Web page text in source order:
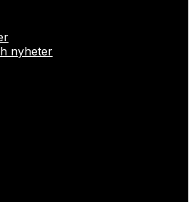
nyheter